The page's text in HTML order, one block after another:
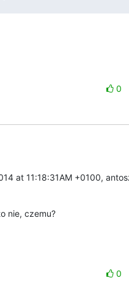
0
at 11:18:31AM +0100,
nie, czemu?
0